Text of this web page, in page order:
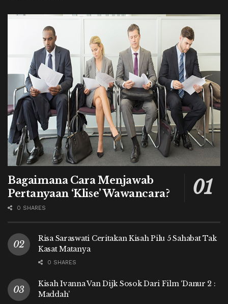
Bagaimana Cara Menjawab
Pertanyaan ‘Klise’ Wawancara?
0 SHARES
Risa Saraswati Ceritakan Kisah Pilu 5 Sahabat Tak
Kasat Matanya
0 SHARES
Kisah Ivanna Van Dijk Sosok Dari Film ‘Danur 2 :
Maddah’